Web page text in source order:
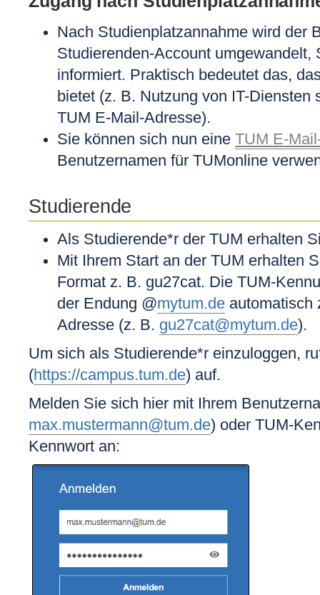
Nach Studienplatzannahme wird der
Studierenden-Account
informiert. Praktisch bedeutet das,
bietet (z. B. Nutzung von IT-
TUM E-Mail-Adresse).
Sie können sich nun eine TUM E-
Benutzernamen für TUMonline
Studierende
Als Studierende*r der TUM erhalten
Mit Ihrem Start an der TUM erhalten
Format z. B. gu27cat. Die TUM-
der Endung @mytum.de automatisch
Adresse (z. B. gu27cat@mytum.de).
Um sich als Studierende*r einzuloggen,
(https://campus.tum.de) auf.
Melden Sie sich hier mit Ihrem
max.mustermann@tum.de) oder TUM-
Kennwort an: